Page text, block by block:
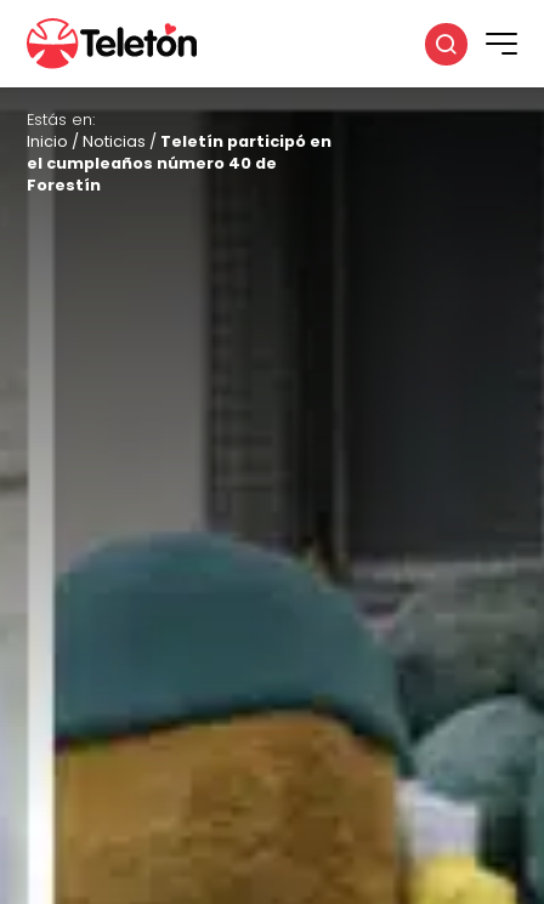
Estás en:
Inicio /Noticias / Teletín participó en
el cumpleaños número 40 de
Forestín